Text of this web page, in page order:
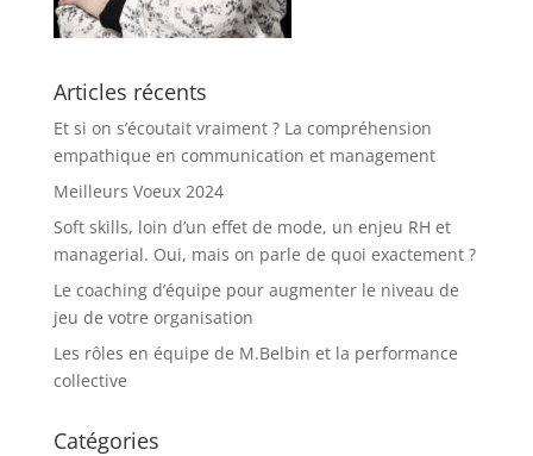
Articles récents
Et si on s’écoutait vraiment ? La compréhension
empathique en communication et management
Meilleurs Voeux 2024
Soft skills, loin d’un effet de mode, un enjeu RH et
managerial. Oui, mais on parle de quoi exactement ?
Le coaching d’équipe pour augmenter le niveau de
jeu de votre organisation
Les rôles en équipe de M.Belbin et la performance
collective
Catégories